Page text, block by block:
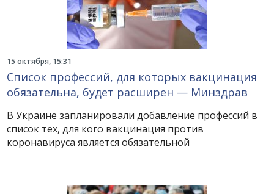
15 октября, 15:31
Список профессий, для которых вакцинация
обязательна, будет расширен — Минздрав
В Украине запланировали добавление профессий в
список тех, для кого вакцинация против
коронавируса является обязательной